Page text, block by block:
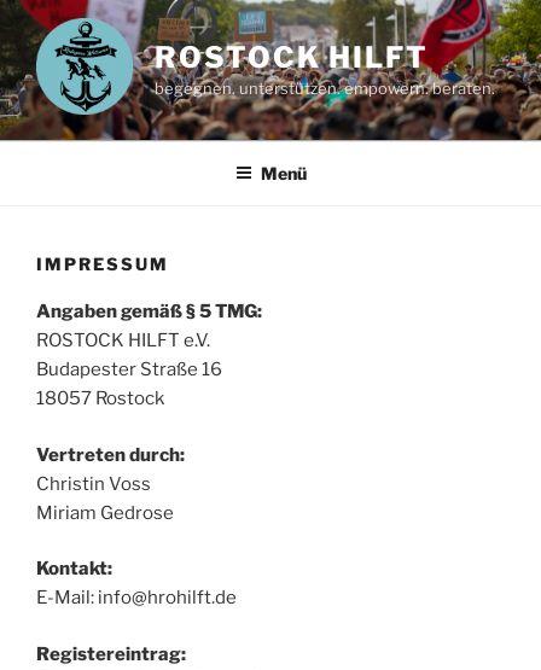
Zum
Inhalt
springen
ROSTOCK HILFT
begegnen. unterstützen. empowern. beraten.
Menü
IMPRESSUM
Angaben gemäß § 5 TMG:
ROSTOCK HILFT e.V.
Budapester Straße 16
18057 Rostock
Vertreten durch:
Christin Voss
Miriam Gedrose
Kontakt:
E-Mail: info@hrohilft.de
Registereintrag: